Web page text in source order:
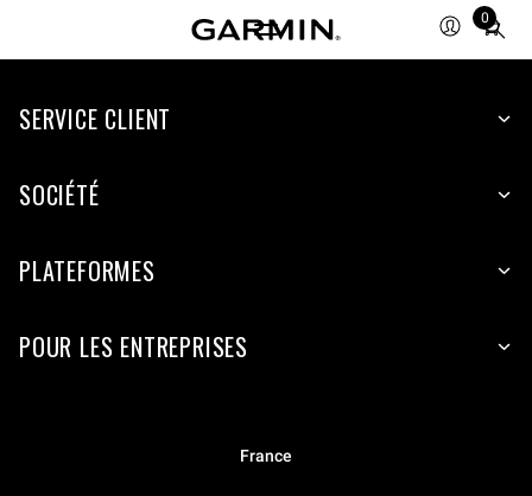
0
Total
items
cart:
SERVICE CLIENT
SOCIÉTÉ
PLATEFORMES
POUR LES ENTREPRISES
France